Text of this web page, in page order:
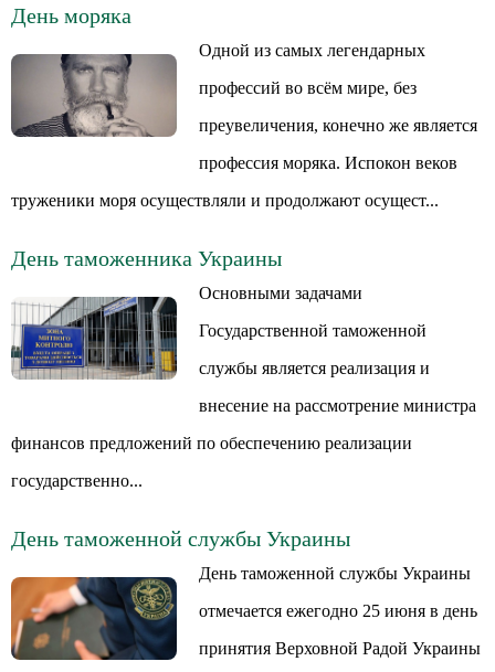
День моряка
Одной из самых легендарных
профессий во всём мире, без
преувеличения, конечно же является
профессия моряка. Испокон веков
труженики моря осуществляли и продолжают осущест...
День таможенника Украины
Основными задачами
Государственной таможенной
службы является реализация и
внесение на рассмотрение министра
финансов предложений по обеспечению реализации
государственно...
День таможенной службы Украины
День таможенной службы Украины
отмечается ежегодно 25 июня в день
принятия Верховной Радой Украины